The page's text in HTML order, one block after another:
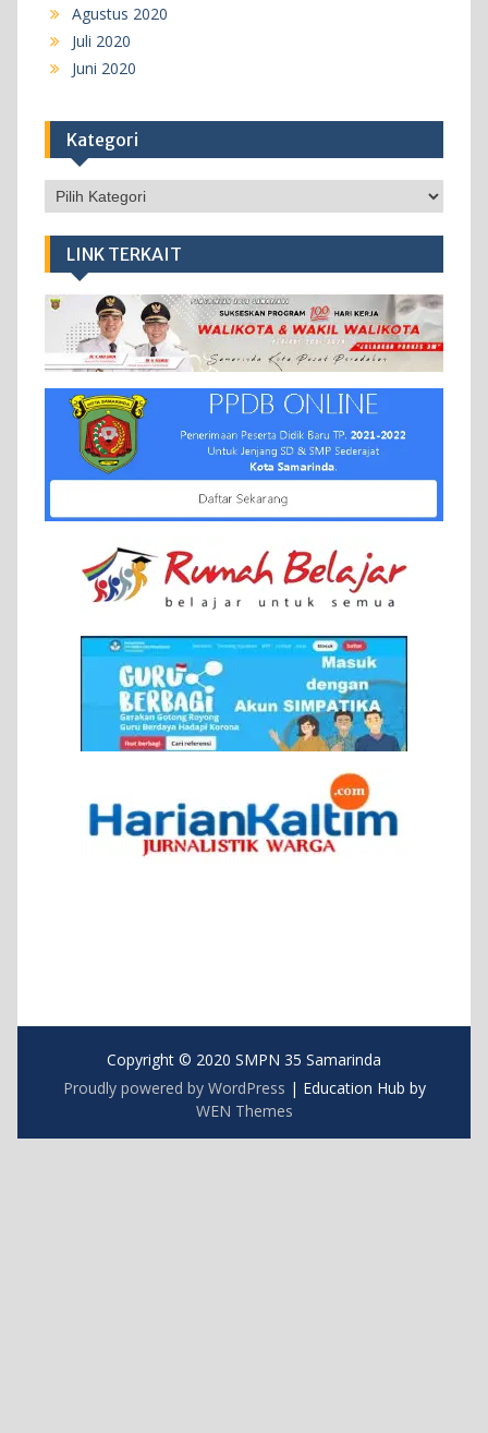
Agustus 2020
Juli 2020
Juni 2020
Kategori
Kategori
LINK TERKAIT
Copyright © 2020 SMPN 35 Samarinda
Proudly powered by WordPress | Education Hub by
WEN Themes